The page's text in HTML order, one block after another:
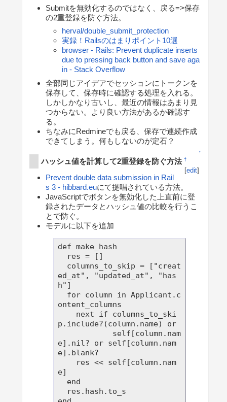
Submitを無効化するのではなく、戻る=>保存
の2重登録を防ぐ方法。
herval/double_submit_protection
実録！Railsのはまりポイント10選
browser - Rails: Prevent duplicate inserts
due to pressing back button and save aga
in - Stack Overflow
全部同じアイデアでセッションにトークンを
保存して、保存時に確認する処理を入れる。
しかしかなり古いし、最近の情報はあまり見
つからない。より良い方法があるか確認す
る。
ちなみにRedmineでも戻る、保存で連続作成
できてしまう。何もしないのが定石？
↑
ハッシュ値を計算して2重登録を防ぐ方法 †
[edit]
Prevent double data submission in Rail
s 3 - hibbard.euにて提唱されている方法。
JavaScriptでボタンを無効化した上直前に登
録されたデータとハッシュ値の比較を行うこ
とで防ぐ。
モデルに以下を追加
def make_hash
ed_at", "updated_at", "has
h"]
ontent_columns
p.include?(column.name) or
e].nil? or self[column.nam
e].blank?
e]